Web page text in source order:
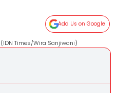
Add Us on Google
Times/Wira Sanjiwani)